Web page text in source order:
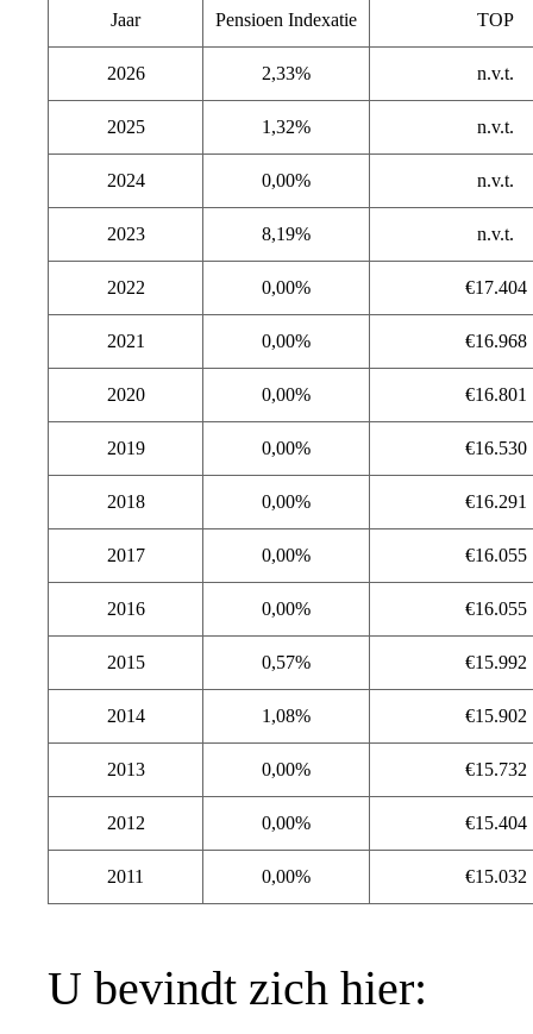
Jaar Pensioen Indexatie TOP
2026 2,33% n.v.t.
2025 1,32% n.v.t.
2024 0,00% n.v.t.
2023 8,19% n.v.t.
2022 0,00% €17.404
2021 0,00% €16.968
2020 0,00% €16.801
2019 0,00% €16.530
2018 0,00% €16.291
2017 0,00% €16.055
2016 0,00% €16.055
2015 0,57% €15.992
2014 1,08% €15.902
2013 0,00% €15.732
2012 0,00% €15.404
2011 0,00% €15.032
U bevindt zich hier: